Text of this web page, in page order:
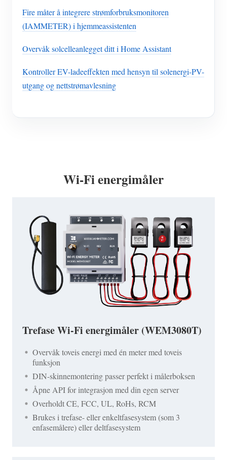
Fire måter å integrere strømforbruksmonitoren
(IAMMETER) i hjemmeassistenten
Overvåk solcelleanlegget ditt i Home Assistant
Kontroller EV-ladeeffekten med hensyn til solenergi-PV-
utgang og nettstrømavlesning
Wi-Fi energimåler
Trefase Wi-Fi energimåler (WEM3080T)
Overvåk toveis energi med én meter med toveis
funksjon
DIN-skinnemontering passer perfekt i målerboksen
Åpne API for integrasjon med din egen server
Overholdt CE, FCC, UL, RoHs, RCM
Brukes i trefase- eller enkeltfasesystem (som 3
enfasemålere) eller deltfasesystem